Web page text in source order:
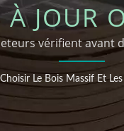
JOUR
vérifient
Le Bois Massif Et